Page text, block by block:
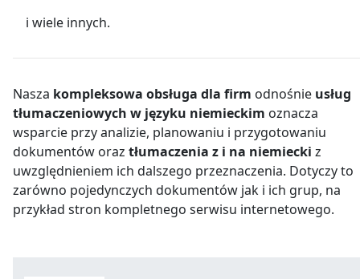
i wiele innych.
Nasza kompleksowa obsługa dla firm odnośnie usług
tłumaczeniowych w języku niemieckim oznacza
wsparcie przy analizie, planowaniu i przygotowaniu
dokumentów oraz tłumaczenia z i na niemiecki z
uwzględnieniem ich dalszego przeznaczenia. Dotyczy to
zarówno pojedynczych dokumentów jak i ich grup, na
przykład stron kompletnego serwisu internetowego.